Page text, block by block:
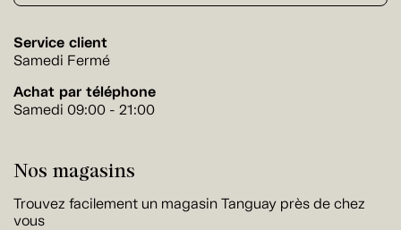
Service client
Samedi Fermé
Achat par téléphone
Samedi 09:00 - 21:00
Nos magasins
Trouvez facilement un magasin Tanguay près de chez
vous